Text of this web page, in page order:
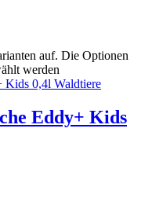
auf. Die Optionen
werden
Eddy+ Kids